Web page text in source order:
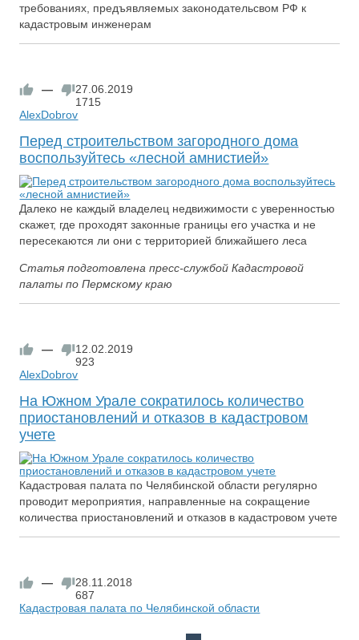
требованиях, предъявляемых законодательсвом РФ к
кадастровым инженерам
—
27.06.2019
1715
AlexDobrov
Перед строительством загородного дома
воспользуйтесь «лесной амнистией»
Далеко не каждый владелец недвижимости с уверенностью
скажет, где проходят законные границы его участка и не
пересекаются ли они с территорией ближайшего леса
Статья подготовлена пресс-службой Кадастровой
палаты по Пермскому краю
—
12.02.2019
923
AlexDobrov
На Южном Урале сократилось количество
приостановлений и отказов в кадастровом
учете
Кадастровая палата по Челябинской области регулярно
проводит мероприятия, направленные на сокращение
количества приостановлений и отказов в кадастровом учете
—
28.11.2018
687
Кадастровая палата по Челябинской области